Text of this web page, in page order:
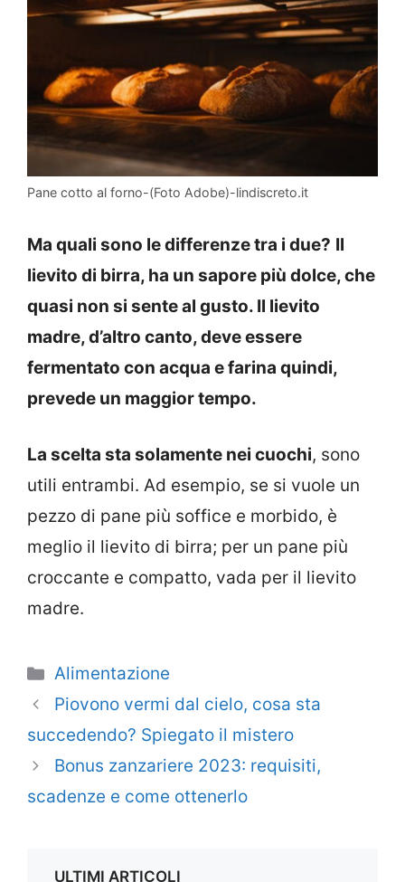
Pane cotto al forno-(Foto Adobe)-lindiscreto.it
Ma quali sono le differenze tra i due? Il
lievito di birra, ha un sapore più dolce, che
quasi non si sente al gusto. Il lievito
madre, d’altro canto, deve essere
fermentato con acqua e farina quindi,
prevede un maggior tempo.
La scelta sta solamente nei cuochi, sono
utili entrambi. Ad esempio, se si vuole un
pezzo di pane più soffice e morbido, è
meglio il lievito di birra; per un pane più
croccante e compatto, vada per il lievito
madre.
Categorie
Alimentazione
Piovono vermi dal cielo, cosa sta
succedendo? Spiegato il mistero
Bonus zanzariere 2023: requisiti,
scadenze e come ottenerlo
ULTIMI ARTICOLI